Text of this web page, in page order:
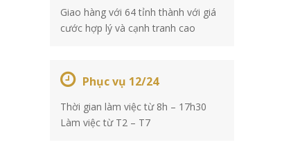
Giao hàng với 64 tỉnh thành với giá
cước hợp lý và cạnh tranh cao
Phục vụ 12/24
Thời gian làm việc từ 8h – 17h30
Làm việc từ T2 – T7